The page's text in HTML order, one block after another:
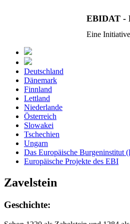
EBIDAT -
Eine
Deutschland
Dänemark
Finnland
Lettland
Niederlande
Österreich
Slowakei
Tschechien
Ungarn
Das Europäische Burgeninstitut
Europäische Projekte des EBI
Zavelstein
Geschichte: